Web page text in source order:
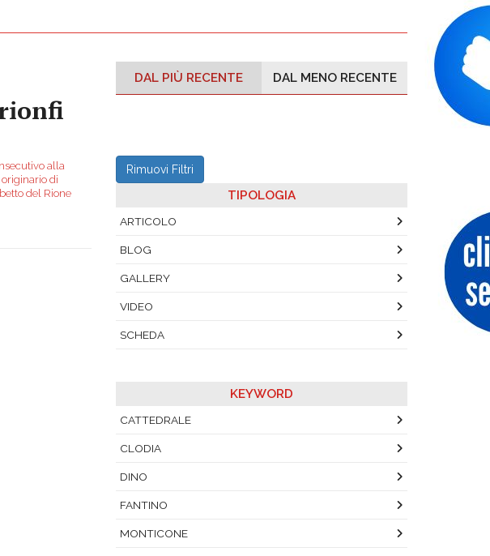
alla
di
del Rione
DAL PIÙ RECENTE DAL MENO RECENTE
Rimuovi Filtri
TIPOLOGIA
ARTICOLO
BLOG
GALLERY
VIDEO
SCHEDA
KEYWORD
CATTEDRALE
CLODIA
DINO
FANTINO
MONTICONE